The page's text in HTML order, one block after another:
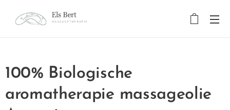
100% Biologische
aromatherapie massageolie